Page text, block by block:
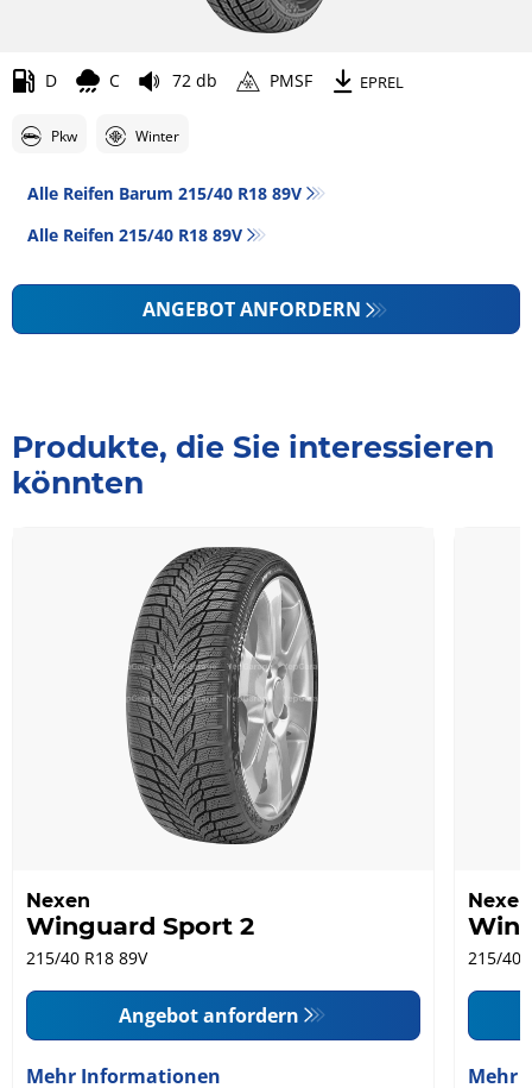
D C 72 db PMSF EPREL
Pkw Winter
Alle Reifen Barum 215/40 R18 89V
Alle Reifen‎ 215/40 R18 89V
ANGEBOT ANFORDERN
Produkte, die Sie interessieren
könnten
Nexen
Winguard Sport 2
215/40 R18 89V
Angebot anfordern
Mehr Informationen
Nexen
215/40
Mehr